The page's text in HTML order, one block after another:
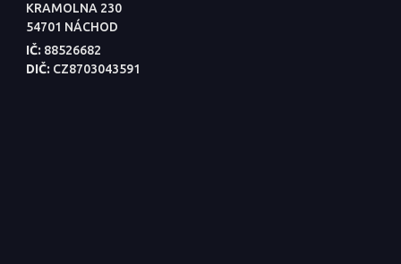
KRAMOLNA 230
54701 NÁCHOD
IČ: 88526682
DIČ: CZ8703043591